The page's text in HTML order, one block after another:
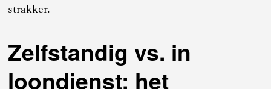
strakker.
Zelfstandig vs. in
loondienst: het